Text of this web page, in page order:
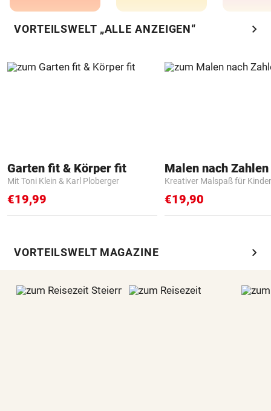
VORTEILSWELT „ALLE ANZEIGEN“ chevron_right
Garten fit & Körper fit
Mit Toni Klein & Karl Ploberger
€19,99
Kreativer Malspaß für Kinder
€19,90
VORTEILSWELT MAGAZINE chevron_right